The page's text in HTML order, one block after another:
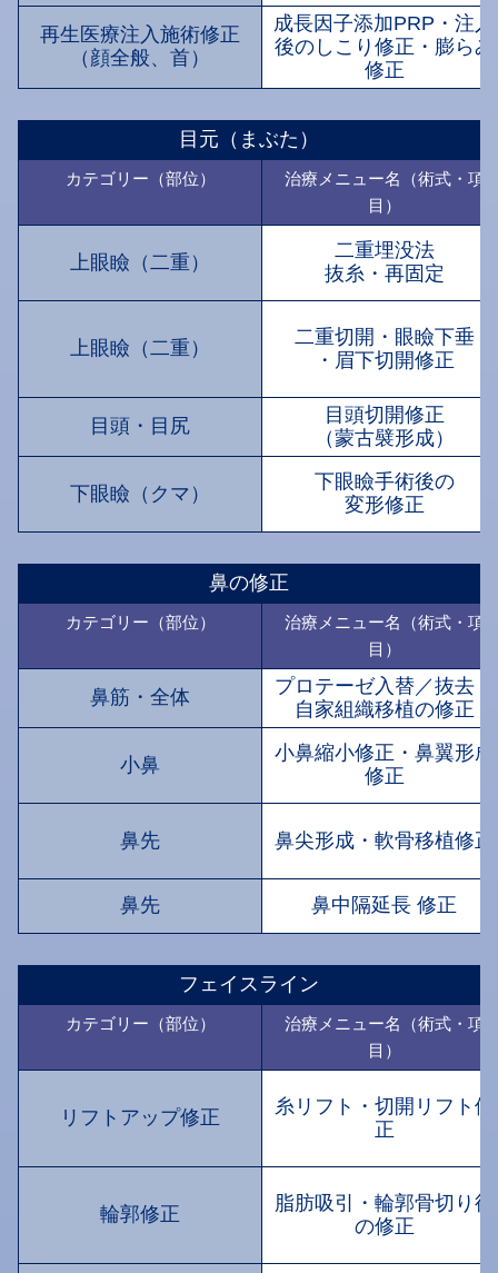
再生医療注入施術修正
（顔全般、首）
成長因子添加PRP・注入
後のしこり修正・膨らみ
修正
目元（まぶた）
カテゴリー（部位）
治療メニュー名（術式・項
目）
上眼瞼（二重）
二重埋没法
抜糸・再固定
上眼瞼（二重）
二重切開・眼瞼下垂
・眉下切開修正
目頭・目尻
目頭切開修正
（蒙古襞形成）
下眼瞼（クマ）
下眼瞼手術後の
変形修正
鼻の修正
カテゴリー（部位）
治療メニュー名（術式・項
目）
鼻筋・全体
プロテーゼ入替／抜去・
自家組織移植の修正
小鼻
小鼻縮小修正・鼻翼形成
修正
鼻先 鼻尖形成・軟骨移植修正
鼻先 鼻中隔延長 修正
フェイスライン
カテゴリー（部位）
治療メニュー名（術式・項
目）
リフトアップ修正
糸リフト・切開リフト修
正
輪郭修正
脂肪吸引・輪郭骨切り後
の修正